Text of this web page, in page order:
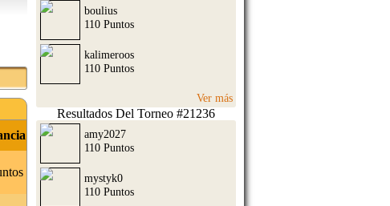
boulius
110 Puntos
kalimeroos
110 Puntos
Ver más
Resultados Del Torneo #21236
amy2027
110 Puntos
mystyk0
110 Puntos